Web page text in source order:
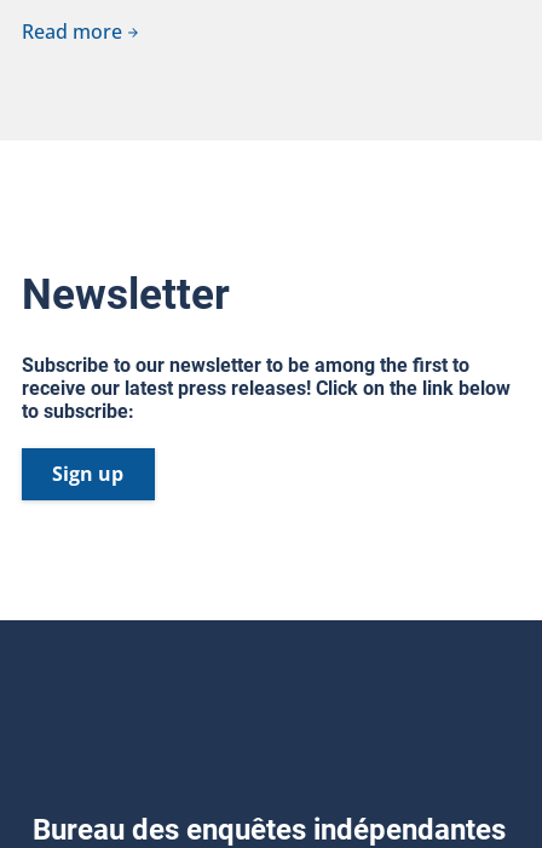
Read more
Newsletter
Subscribe to our newsletter to be among the first to
receive our latest press releases! Click on the link below
to subscribe:
Sign up
Bureau des enquêtes indépendantes